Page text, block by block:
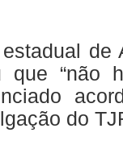
de
que “não
do